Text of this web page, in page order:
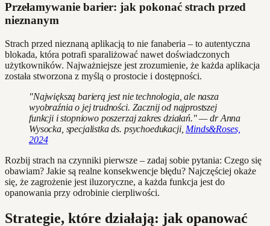
Przełamywanie barier: jak pokonać strach przed
nieznanym
Strach przed nieznaną aplikacją to nie fanaberia – to autentyczna
blokada, która potrafi sparaliżować nawet doświadczonych
użytkowników. Najważniejsze jest zrozumienie, że każda aplikacja
została stworzona z myślą o prostocie i dostępności.
"Największą barierą jest nie technologia, ale nasza
wyobraźnia o jej trudności. Zacznij od najprostszej
funkcji i stopniowo poszerzaj zakres działań." — dr Anna
Wysocka, specjalistka ds. psychoedukacji, Minds&Roses,
2024
Rozbij strach na czynniki pierwsze – zadaj sobie pytania: Czego się
obawiam? Jakie są realne konsekwencje błędu? Najczęściej okaże
się, że zagrożenie jest iluzoryczne, a każda funkcja jest do
opanowania przy odrobinie cierpliwości.
Strategie, które działają: jak opanować